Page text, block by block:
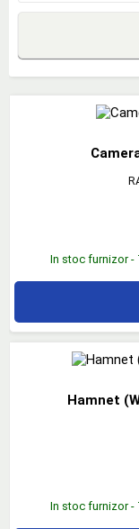
In stoc furnizor -
Hamnet
In stoc furnizor -